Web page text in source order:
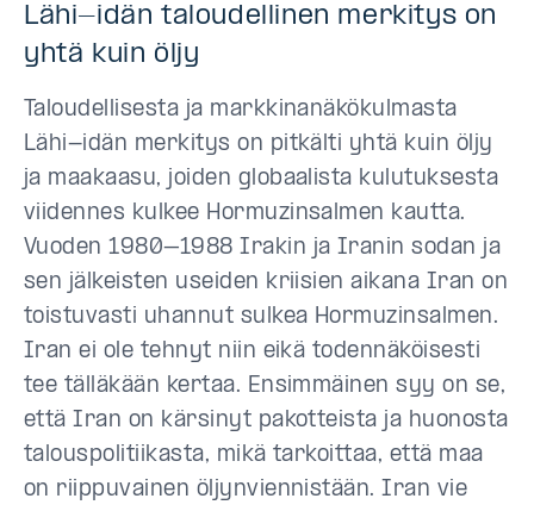
Lähi-idän taloudellinen merkitys on
yhtä kuin öljy
Taloudellisesta ja markkinanäkökulmasta
Lähi-idän merkitys on pitkälti yhtä kuin öljy
ja maakaasu, joiden globaalista kulutuksesta
viidennes kulkee Hormuzinsalmen kautta.
Vuoden 1980–1988 Irakin ja Iranin sodan ja
sen jälkeisten useiden kriisien aikana Iran on
toistuvasti uhannut sulkea Hormuzinsalmen.
Iran ei ole tehnyt niin eikä todennäköisesti
tee tälläkään kertaa. Ensimmäinen syy on se,
että Iran on kärsinyt pakotteista ja huonosta
talouspolitiikasta, mikä tarkoittaa, että maa
on riippuvainen öljynviennistään. Iran vie